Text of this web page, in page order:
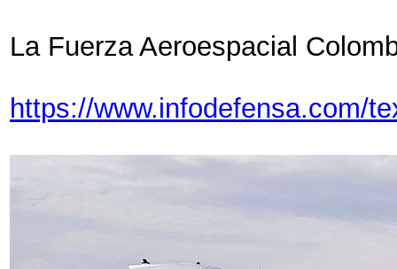
La Fuerza Aeroespacial
https://www.infodefensa.com/